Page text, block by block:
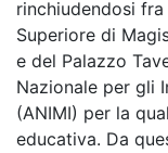
rinchiudendosi fra
Superiore di
e del Palazzo
Nazionale per gli
(ANIMI) per la
educativa. Da